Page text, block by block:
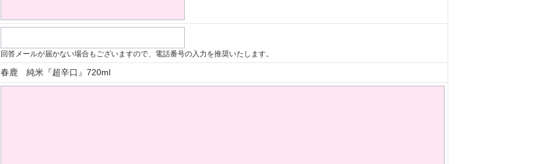
回答メールが届かない場合もございますので、電話番号の入力を推奨いたします。
春鹿 純米『超辛口』720ml